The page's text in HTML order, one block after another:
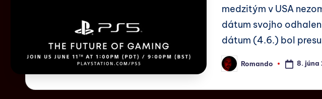
medzitým v USA
dátum svojho
dátum (4.6.) bol
Romando 8. júna